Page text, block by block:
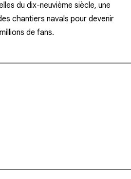
du dix-neuvième siècle, une
chantiers navals pour devenir
de fans.